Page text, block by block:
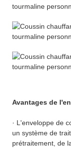
Avantages de
· L'enveloppe de
un système de
prétraitement, de